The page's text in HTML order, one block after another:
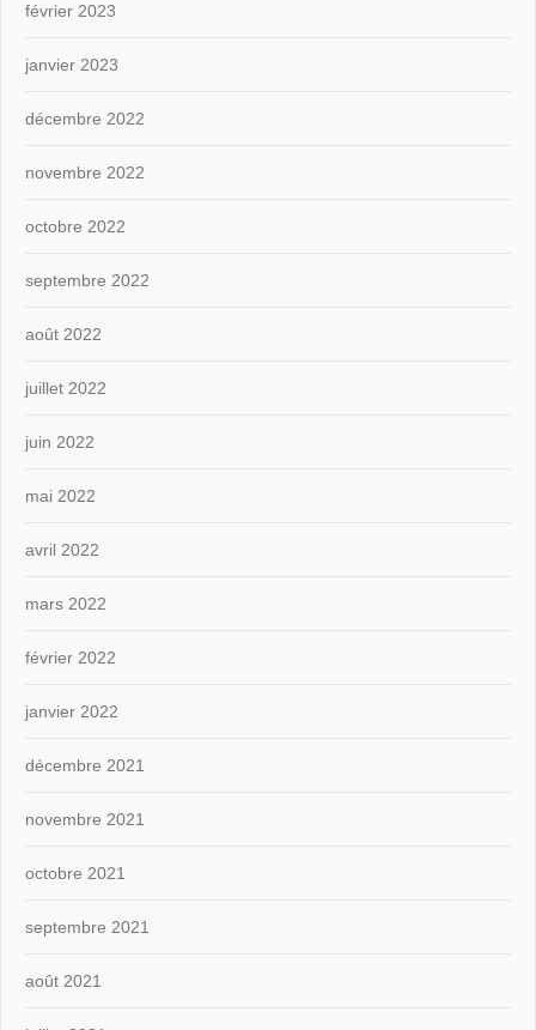
février 2023
janvier 2023
décembre 2022
novembre 2022
octobre 2022
septembre 2022
août 2022
juillet 2022
juin 2022
mai 2022
avril 2022
mars 2022
février 2022
janvier 2022
décembre 2021
novembre 2021
octobre 2021
septembre 2021
août 2021